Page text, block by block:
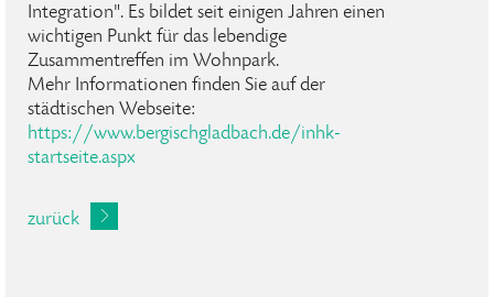
Integration". Es bildet seit einigen Jahren einen
wichtigen Punkt für das lebendige
Zusammentreffen im Wohnpark.
Mehr Informationen finden Sie auf der
städtischen Webseite:
https://www.bergischgladbach.de/inhk-
startseite.aspx
zurück